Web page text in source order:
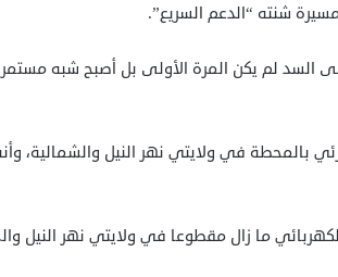
شنته “الدعم السريع”.
السد لم يكن المرة الأولى بل أصبح شبه
بالمحطة في ولايتي نهر النيل والشمالية،
الكهربائي ما زال مقطوعا في ولايتي نهر النيل